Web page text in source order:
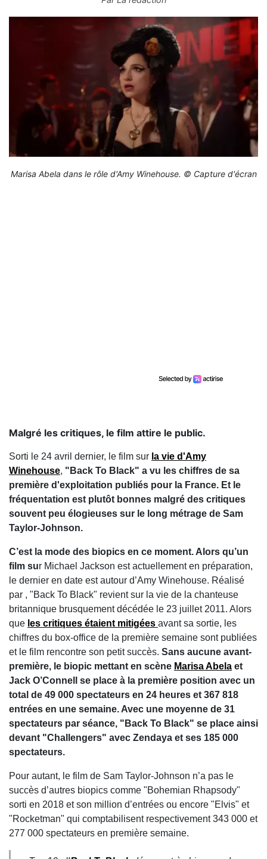
Marisa Abela dans le rôle d'Amy Winehouse. © Capture d'écran
Malgré les critiques, le film attire le public.
Sorti le 24 avril dernier, le film sur la vie d'Amy
Winehouse, "Back To Black" a vu les chiffres de sa
première d'exploitation publiés pour la France. Et le
fréquentation est plutôt bonnes malgré des critiques
souvent peu élogieuses sur le long métrage de Sam
Taylor-Johnson.
C’est la mode des biopics en ce moment. Alors qu’un
film sur Michael Jackson est actuellement en préparation,
le dernier en date est autour d’Amy Winehouse. Réalisé
par , "Back To Black" revient sur la vie de la chanteuse
britannique brusquement décédée le 23 juillet 2011. Alors
que les critiques étaient mitigées avant sa sortie, les
chiffres du box-office de la première semaine sont publiées
et le film rencontre son petit succès. Sans aucune avant-
première, le biopic mettant en scène Marisa Abela et
Jack O’Connell se place à la première position avec un
total de 49 000 spectateurs en 24 heures et 367 818
entrées en une semaine. Avec une moyenne de 31
spectateurs par séance, "Back To Black" se place ainsi
devant "Challengers" avec Zendaya et ses 185 000
spectateurs.
Pour autant, le film de Sam Taylor-Johnson n’a pas le
succès d’autres biopics comme "Bohemian Rhapsody"
sorti en 2018 et son million d’entrées ou encore "Elvis" et
"Rocketman" qui comptabilisent respectivement 343 000 et
277 000 spectateurs en première semaine.